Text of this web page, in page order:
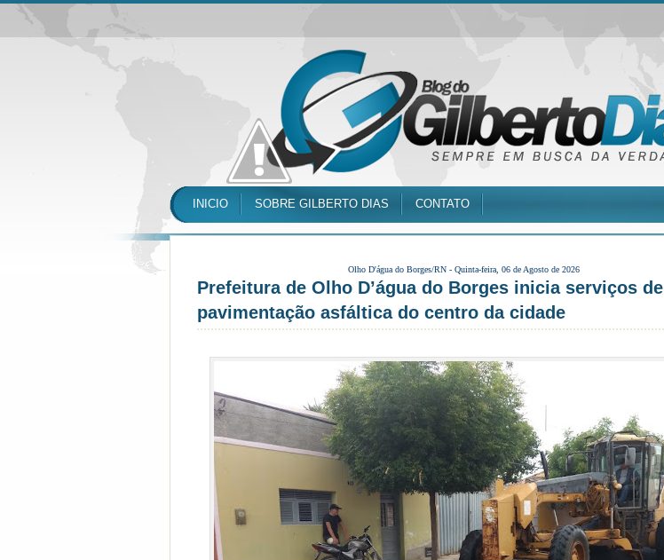
INICIO SOBRE GILBERTO DIAS CONTATO
Olho D'água do Borges/RN - Quinta-feira, 06 de Agosto de 2026
Prefeitura de Olho D’água do Borges inicia serviços de
pavimentação asfáltica do centro da cidade